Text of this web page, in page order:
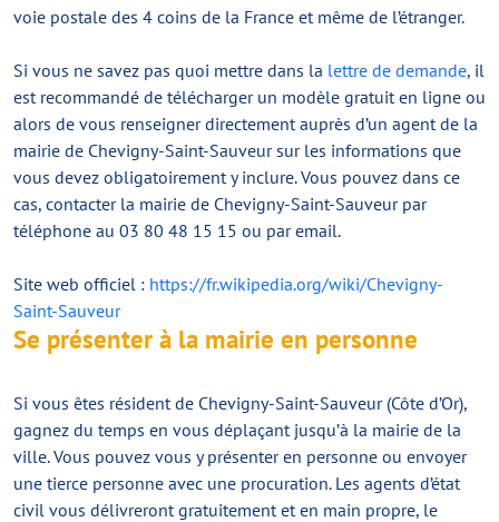
voie postale des 4 coins de la France et même de l’étranger.
Si vous ne savez pas quoi mettre dans la lettre de demande, il
est recommandé de télécharger un modèle gratuit en ligne ou
alors de vous renseigner directement auprès d’un agent de la
mairie de Chevigny-Saint-Sauveur sur les informations que
vous devez obligatoirement y inclure. Vous pouvez dans ce
cas, contacter la mairie de Chevigny-Saint-Sauveur par
téléphone au 03 80 48 15 15 ou par email.
Site web officiel : https://fr.wikipedia.org/wiki/Chevigny-
Saint-Sauveur
Se présenter à la mairie en personne
Si vous êtes résident de Chevigny-Saint-Sauveur (Côte d’Or),
gagnez du temps en vous déplaçant jusqu’à la mairie de la
ville. Vous pouvez vous y présenter en personne ou envoyer
une tierce personne avec une procuration. Les agents d’état
civil vous délivreront gratuitement et en main propre, le